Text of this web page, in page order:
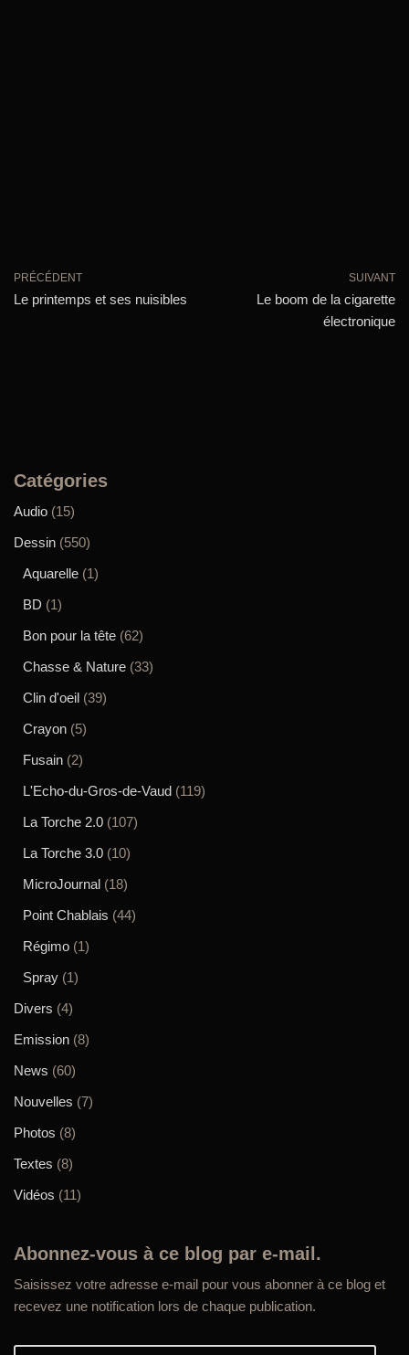
PRÉCÉDENT
Le printemps et ses nuisibles
SUIVANT
Le boom de la cigarette
électronique
Catégories
Audio (15)
Dessin (550)
Aquarelle (1)
BD (1)
Bon pour la tête (62)
Chasse & Nature (33)
Clin d'oeil (39)
Crayon (5)
Fusain (2)
L'Echo-du-Gros-de-Vaud (119)
La Torche 2.0 (107)
La Torche 3.0 (10)
MicroJournal (18)
Point Chablais (44)
Régimo (1)
Spray (1)
Divers (4)
Emission (8)
News (60)
Nouvelles (7)
Photos (8)
Textes (8)
Vidéos (11)
Abonnez-vous à ce blog par e-mail.
Saisissez votre adresse e-mail pour vous abonner à ce blog et
recevez une notification lors de chaque publication.